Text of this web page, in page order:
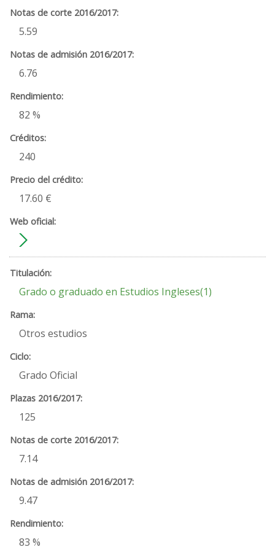
5.59
6.76
82 %
240
17.60 €
Grado o graduado en Estudios Ingleses(1)
Otros estudios
Grado Oficial
125
7.14
9.47
83 %